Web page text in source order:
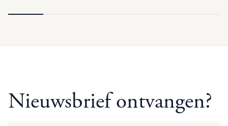
Nieuwsbrief ontvangen?